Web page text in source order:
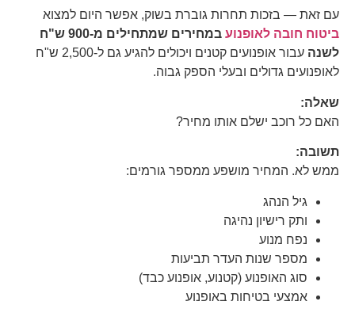
עם זאת — בזכות תחרות גוברת בשוק, אפשר היום למצוא
ביטוח חובה לאופנוע
במחירים שמתחילים מ-900 ש"ח
לשנה
עבור אופנועים קטנים ויכולים להגיע גם ל-2,500 ש"ח
לאופנועים גדולים ובעלי הספק גבוה.
שאלה:
האם כל רוכב ישלם אותו מחיר?
תשובה:
ממש לא. המחיר מושפע ממספר גורמים:
גיל הנהג
ותק רישיון נהיגה
נפח מנוע
מספר שנות העדר תביעות
סוג האופנוע (קטנוע, אופנוע כבד)
אמצעי בטיחות באופנוע